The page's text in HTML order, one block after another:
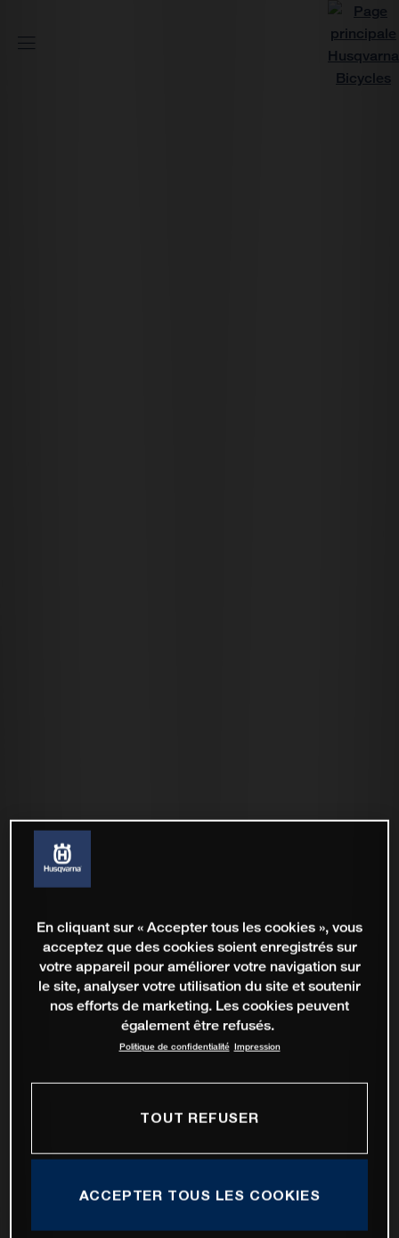
En cliquant sur « Accepter tous les cookies », vous
acceptez que des cookies soient enregistrés sur
votre appareil pour améliorer votre navigation sur
le site, analyser votre utilisation du site et soutenir
nos efforts de marketing. Les cookies peuvent
également être refusés.
Politique de confidentialité Impression
TOUT REFUSER
ACCEPTER TOUS LES COOKIES